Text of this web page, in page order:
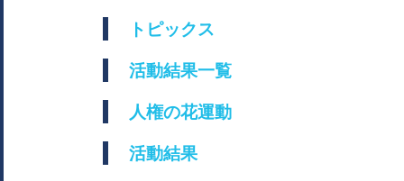
トピックス
活動結果一覧
人権の花運動
活動結果